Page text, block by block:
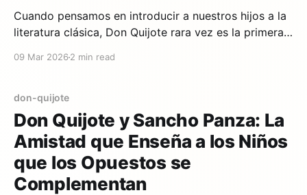
Cuando pensamos en introducir a nuestros hijos a la
literatura clásica, Don Quijote rara vez es la primera
clásico perfecto para niños pequeños. Aquí te
explicamos por qué. El humor que
09 Mar 2026 2 min read
don-quijote
Don Quijote y Sancho Panza: La
Amistad que Enseña a los Niños
que los Opuestos se
Complementan